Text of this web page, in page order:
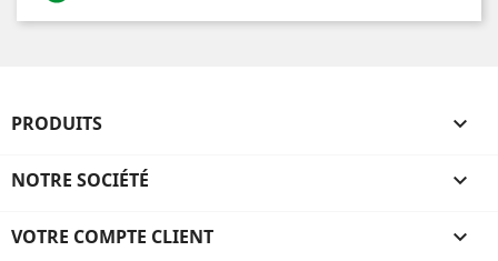
PRODUITS 
NOTRE SOCIÉTÉ 
VOTRE COMPTE CLIENT 